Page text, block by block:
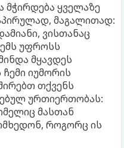
მჭირდება ყველაზე
მაგალითად:
ვისთანაც
უფროსს
მყავდეს
იუმორის
თქვენს
ურთიერთობას:
მასთან
როგორც ის